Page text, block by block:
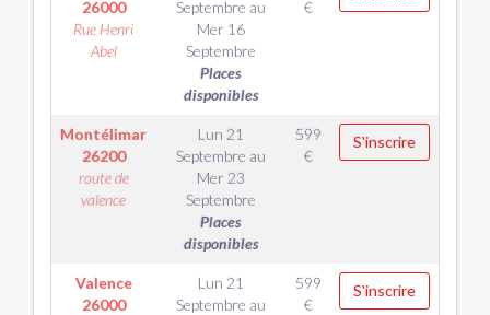
26000
Rue Henri
Abel
Septembre au
Mer 16
Septembre
Places
disponibles
€
Montélimar
26200
route de
valence
Lun 21
Septembre au
Mer 23
Septembre
Places
disponibles
599
€
S'inscrire
Valence
26000
Lun 21
Septembre au
599
€
S'inscrire